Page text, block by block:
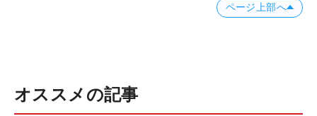
ページ上部へ
オススメの記事